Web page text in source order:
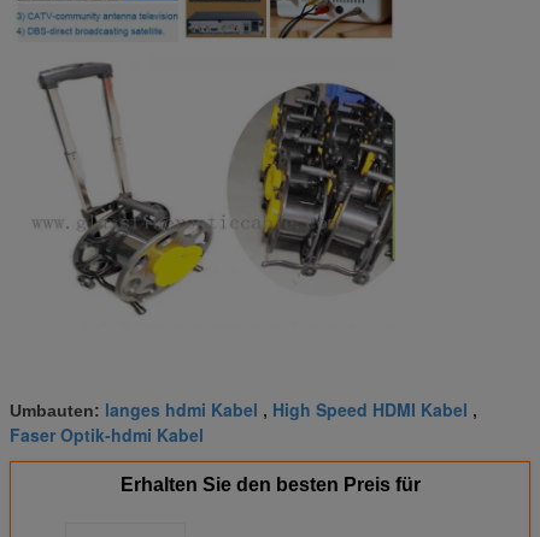
Umbauten: langes hdmi Kabel , High Speed HDMI Kabel ,
Faser Optik-hdmi Kabel
Erhalten Sie den besten Preis für